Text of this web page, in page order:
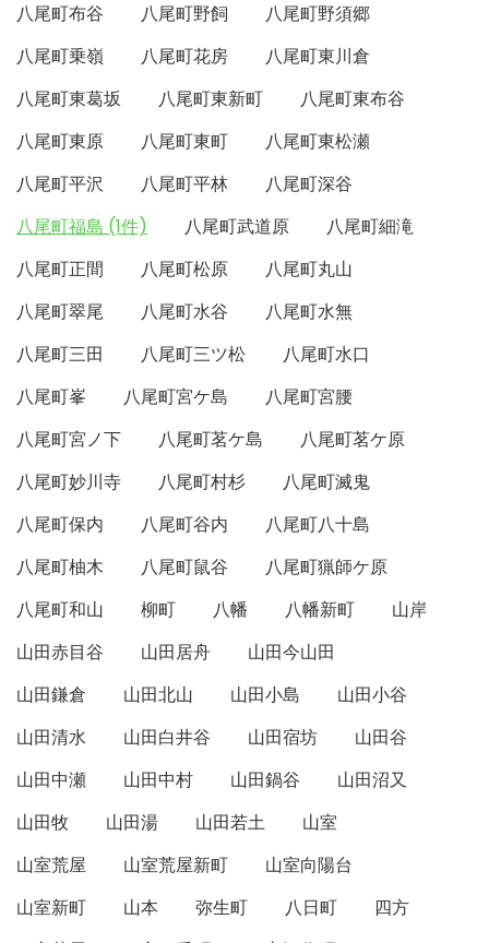
八尾町布谷
八尾町野飼
八尾町野須郷
八尾町乗嶺
八尾町花房
八尾町東川倉
八尾町東葛坂
八尾町東新町
八尾町東布谷
八尾町東原
八尾町東町
八尾町東松瀬
八尾町平沢
八尾町平林
八尾町深谷
八尾町福島 (1件)
八尾町武道原
八尾町細滝
八尾町正間
八尾町松原
八尾町丸山
八尾町翠尾
八尾町水谷
八尾町水無
八尾町三田
八尾町三ツ松
八尾町水口
八尾町峯
八尾町宮ケ島
八尾町宮腰
八尾町宮ノ下
八尾町茗ケ島
八尾町茗ケ原
八尾町妙川寺
八尾町村杉
八尾町滅鬼
八尾町保内
八尾町谷内
八尾町八十島
八尾町柚木
八尾町鼠谷
八尾町猟師ケ原
八尾町和山
柳町 八幡 八幡新町
山岸
山田赤目谷
山田居舟
山田今山田
山田鎌倉
山田北山 山田小島
山田小谷
山田清水
山田白井谷 山田宿坊
山田谷
山田中瀬
山田中村 山田鍋谷
山田沼又
山田牧
山田湯 山田若土
山室
山室荒屋
山室荒屋新町
山室向陽台
山室新町
山本 弥生町 八日町
四方